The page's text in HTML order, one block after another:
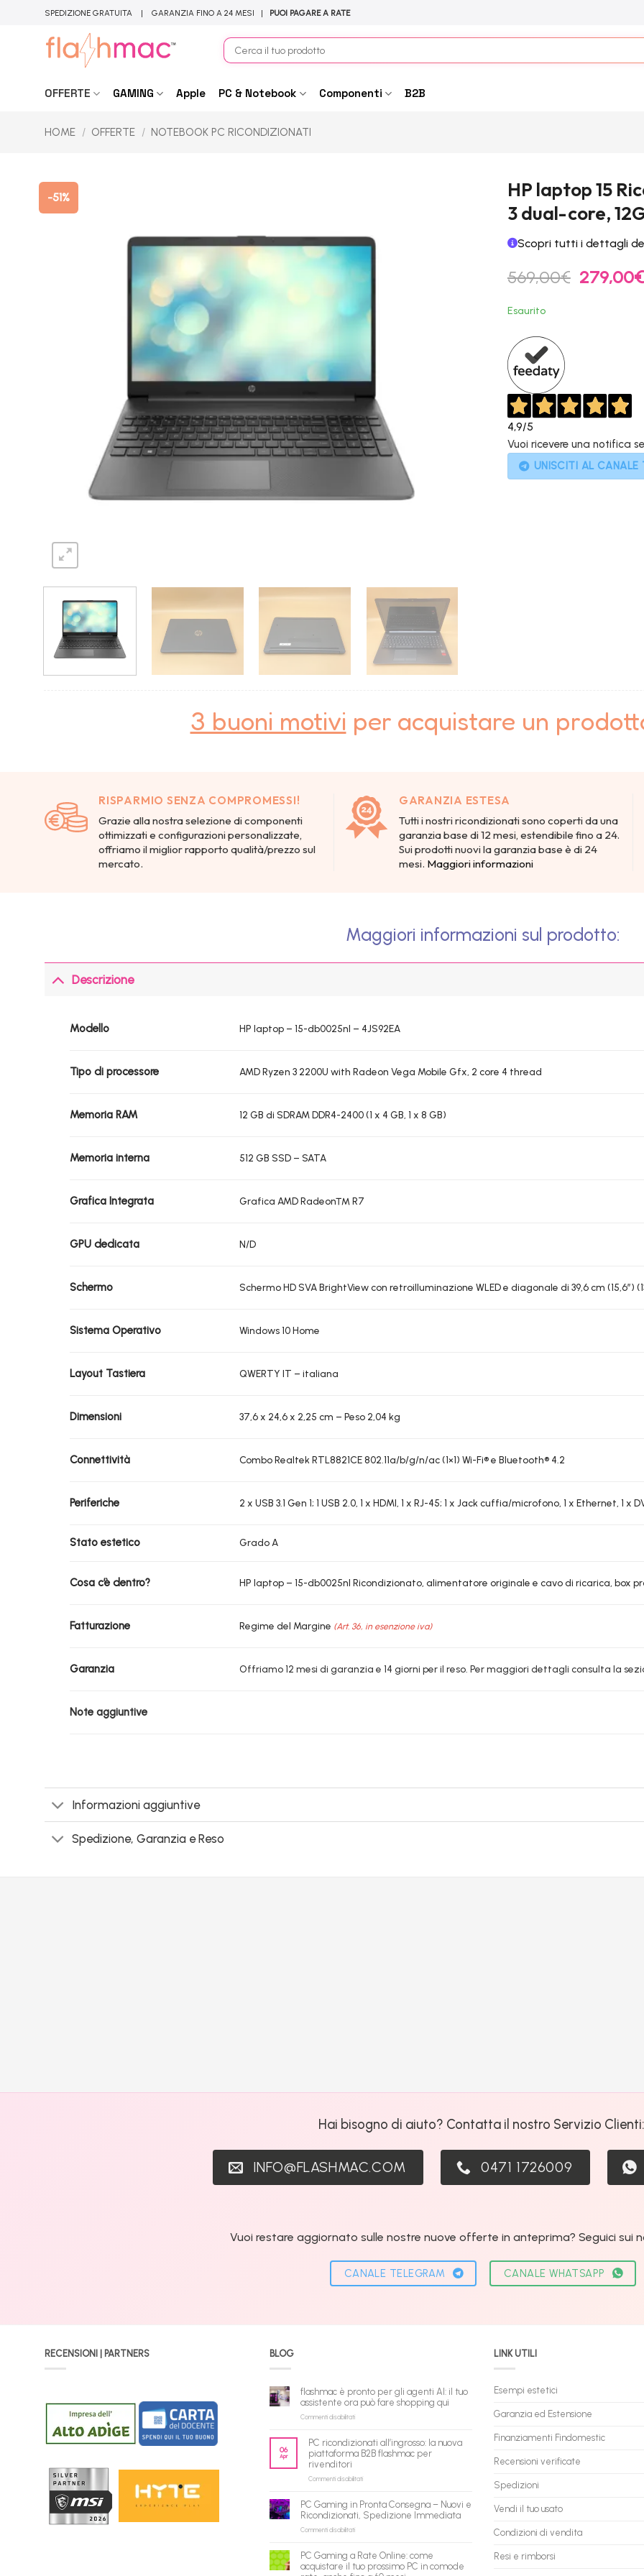
SPEDIZIONE GRATUITA | GARANZIA FINO A 24 MESI | PUOI PAGARE A RATE
Cerca:
OFFERTE GAMING Apple PC & Notebook Componenti B2B
HOME / OFFERTE / NOTEBOOK PC RICONDIZIONATI
-51%
HP laptop 15
3 dual-core,
Scopri tutti i dettagli
569,00€ Il
prezzo
279,00€Il
Esaurito
4,9/5
Vuoi ricevere una notifica
UNISCITI AL CANALE
3 buoni motivi per acquistare un
RISPARMIO SENZA COMPROMESSI!
Grazie alla nostra selezione di componenti
ottimizzati e configurazioni personalizzate,
offriamo il miglior rapporto qualità/prezzo sul
mercato.
GARANZIA ESTESA
Tutti i nostri ricondizionati sono coperti da una
garanzia base di 12 mesi, estendibile fino a 24.
Sui prodotti nuovi la garanzia base è di 24
mesi. Maggiori informazioni
Maggiori informazioni sul prodotto:
Descrizione
Modello HP laptop – 15-db0025nl – 4JS92EA
Tipo di processore AMD Ryzen 3 2200U with Radeon Vega Mobile Gfx, 2 core 4 thread
Memoria RAM 12 GB di SDRAM DDR4-2400 (1 x 4 GB, 1 x 8 GB)
Memoria interna 512 GB SSD – SATA
Grafica Integrata Grafica AMD Radeon™ R7
GPU dedicata N/D
Schermo Schermo HD SVA BrightView con retroilluminazione WLED e diagonale di 39,6 cm (15,6″)
Sistema Operativo Windows 10 Home
Layout Tastiera QWERTY IT – italiana
Dimensioni 37,6 x 24,6 x 2,25 cm – Peso 2,04 kg
Connettività Combo Realtek RTL8821CE 802.11a/b/g/n/ac (1×1) Wi-Fi® e Bluetooth® 4.2
Periferiche 2 x USB 3.1 Gen 1; 1 USB 2.0, 1 x HDMI, 1 x RJ-45; 1 x Jack cuffia/microfono, 1 x Ethernet, 1 x
Stato estetico Grado A
Cosa c’è dentro? HP laptop – 15-db0025nl Ricondizionato, alimentatore originale e cavo di ricarica, box
Fatturazione Regime del Margine (Art. 36, in esenzione iva)
Garanzia Offriamo 12 mesi di garanzia e 14 giorni per il reso. Per maggiori dettagli consulta la
Note aggiuntive
Informazioni aggiuntive
Spedizione, Garanzia e Reso
Hai bisogno di aiuto? Contatta il nostro Servizio Clienti:
INFO@FLASHMAC.COM 0471 1726009
Vuoi restare aggiornato sulle nostre nuove offerte in anteprima? Seguici sui
CANALE TELEGRAM CANALE WHATSAPP
RECENSIONI | PARTNERS BLOG
flashmac è pronto per gli agenti AI: il tuo
assistente ora può fare shopping qui
Commenti disabilitatisu
pronto
per
agenti
tuo
assistente
shopping
qui
06
Apr
PC ricondizionati all’ingrosso: la nuova
piattaforma B2B flashmac per
rivenditori
Commenti disabilitatisu
all’ingrosso:
la
flashmac
per
PC Gaming in Pronta Consegna – Nuovi e
Ricondizionati, Spedizione Immediata
Commenti disabilitatisu
in
Pronta
PC Gaming a Rate Online: come
acquistare il tuo prossimo PC in comode
LINK UTILI
Esempi estetici
Garanzia ed Estensione
Finanziamenti Findomestic
Recensioni verificate
Spedizioni
Vendi il tuo usato
Condizioni di vendita
Resi e rimborsi